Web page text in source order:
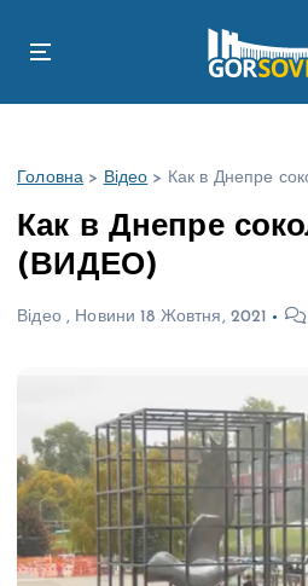
Головна > Відео > Как в Днепре
Как в Днепре
(ВИДЕО)
Відео, Новини 18 Жовтня, 2021